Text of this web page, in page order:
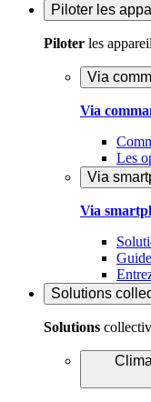
Piloter les
Piloter les
Via
Via
Les
Via
Via
Solutions
Solutions